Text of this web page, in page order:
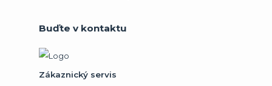
Buďte v kontaktu
Zákaznický servis